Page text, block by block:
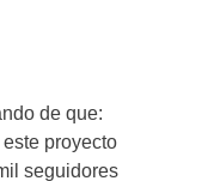
de que:
proyecto
seguidores